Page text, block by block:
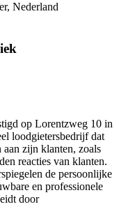
Nederland
op Lorentzweg 10 in
loodgietersbedrijf dat
zijn klanten, zoals
reacties van klanten.
de persoonlijke
en professionele
door